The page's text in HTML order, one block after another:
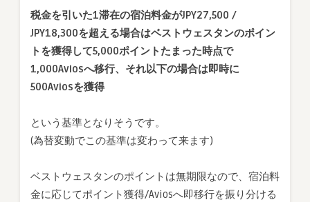
税金を引いた1滞在の宿泊料金がJPY27,500 /
JPY18,300を超える場合はベストウェスタンのポイン
トを獲得して5,000ポイントたまった時点で
1,000Aviosへ移行、それ以下の場合は即時に
500Aviosを獲得
という基準となりそうです。
(為替変動でこの基準は変わって来ます)
ベストウェスタンのポイントは無期限なので、宿泊料
金に応じてポイント獲得/Aviosへ即移行を振り分ける